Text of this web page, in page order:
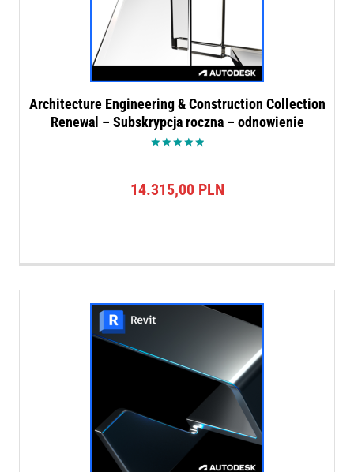
Architecture Engineering & Construction Collection
Renewal – Subskrypcja roczna – odnowienie
14.315,00 PLN